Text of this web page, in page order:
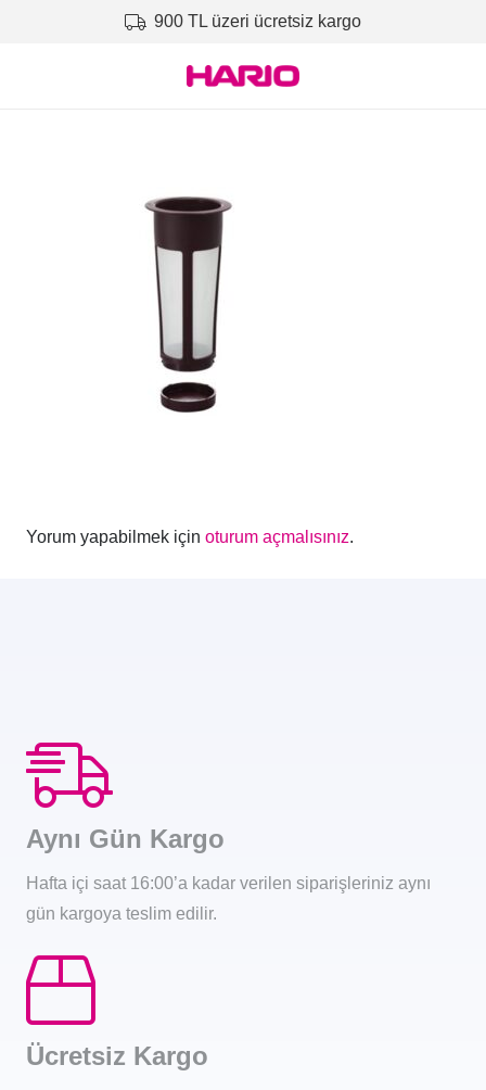
900 TL üzeri ücretsiz kargo
Yorum yapabilmek için oturum açmalısınız.
Aynı Gün Kargo
Hafta içi saat 16:00’a kadar verilen siparişleriniz aynı
gün kargoya teslim edilir.
Ücretsiz Kargo